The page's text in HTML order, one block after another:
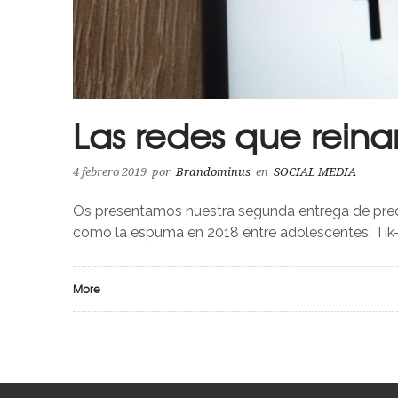
Las redes que
4 febrero 2019 por Brandominus en SOCIAL MEDIA
Os presentamos nuestra segunda entrega de
como la espuma en 2018 entre adolescentes:
More